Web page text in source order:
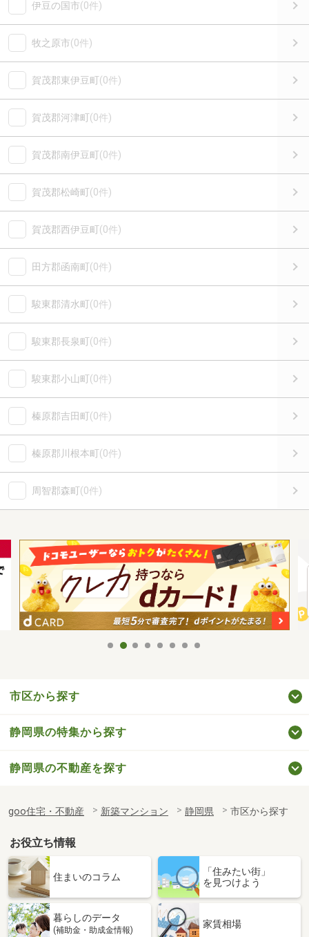
伊豆の国市(0件)
牧之原市(0件)
賀茂郡東伊豆町(0件)
賀茂郡河津町(0件)
賀茂郡南伊豆町(0件)
賀茂郡松崎町(0件)
賀茂郡西伊豆町(0件)
田方郡函南町(0件)
駿東郡清水町(0件)
駿東郡長泉町(0件)
駿東郡小山町(0件)
榛原郡吉田町(0件)
榛原郡川根本町(0件)
周智郡森町(0件)
市区から探す
静岡県の特集から探す
静岡県の不動産を探す
goo住宅・不動産 新築マンション 静岡県 市区から探す
お役立ち情報
住まいのコラム
「住みたい街」
を見つけよう
暮らしのデータ
(補助金・助成金情報)
家賃相場